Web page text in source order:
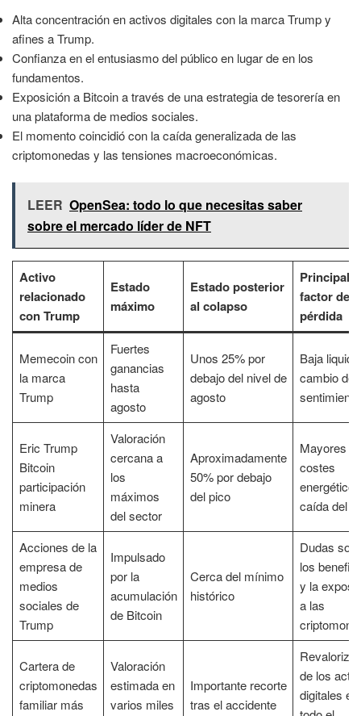
Alta concentración en activos digitales con la marca Trump y
afines a Trump.
Confianza en el entusiasmo del público en lugar de en los
fundamentos.
Exposición a Bitcoin a través de una estrategia de tesorería en
una plataforma de medios sociales.
El momento coincidió con la caída generalizada de las
criptomonedas y las tensiones macroeconómicas.
LEER OpenSea: todo lo que necesitas saber
sobre el mercado líder de NFT
Activo
relacionado
con Trump
Estado
máximo
Estado posterior
al colapso
Principal
factor de
pérdida
Memecoin con
la marca
Trump
Fuertes
ganancias
hasta
agosto
Unos 25% por
debajo del nivel de
agosto
Baja
cambio de
sentimiento
Eric Trump
Bitcoin
participación
minera
Valoración
cercana a
los
máximos
del sector
Aproximadamente
50% por debajo
del pico
Mayores
costes
caída del
Acciones de la
empresa de
medios
sociales de
Trump
Impulsado
por la
acumulación
de Bitcoin
Cerca del mínimo
histórico
Dudas
los
y la
a las
Cartera de
criptomonedas
familiar más
Valoración
estimada en
varios miles
Importante recorte
tras el accidente
de los
digitales en